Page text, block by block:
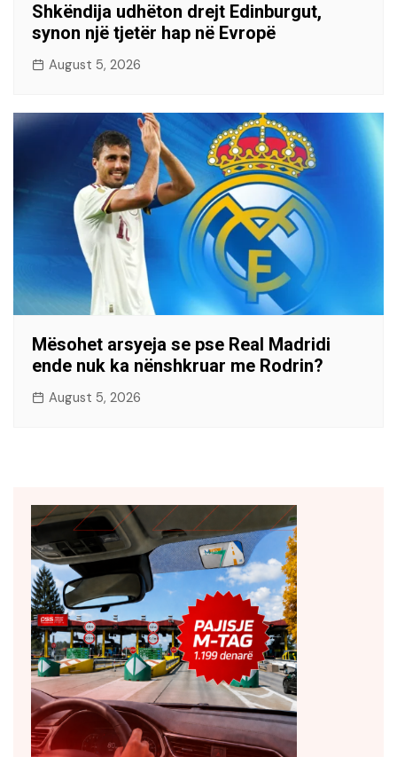
Shkëndija udhëton drejt Edinburgut,
synon një tjetër hap në Evropë
August 5, 2026
Mësohet arsyeja se pse Real Madridi
ende nuk ka nënshkruar me Rodrin?
August 5, 2026